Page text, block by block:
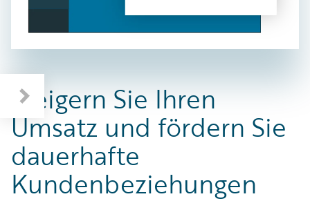
Steigern Sie Ihren
Umsatz und fördern Sie
dauerhafte
Kundenbeziehungen